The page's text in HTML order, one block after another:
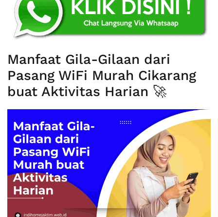
Manfaat Gila-Gilaan dari
Pasang WiFi Murah Cikarang
buat Aktivitas Harian 🚀